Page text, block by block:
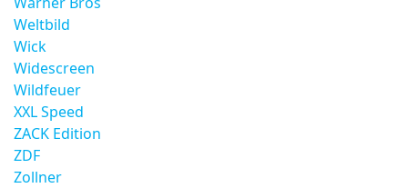
Weltbild
Wick
Widescreen
Wildfeuer
XXL Speed
ZACK Edition
ZDF
Zollner